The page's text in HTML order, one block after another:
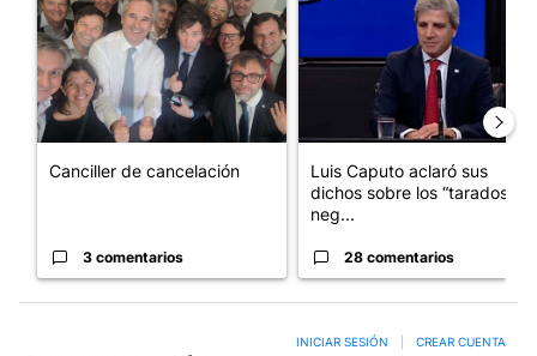
Canciller de cancelación
3 comentarios
Luis Caputo aclaró sus
dichos sobre los “tarados” y
neg...
28 comentarios
INICIAR SESIÓN CREAR CUENTA